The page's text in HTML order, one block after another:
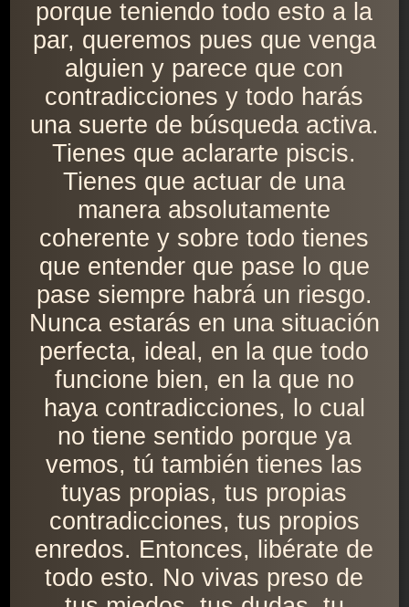
porque teniendo todo esto a la
par, queremos pues que venga
alguien y parece que con
contradicciones y todo harás
una suerte de búsqueda activa.
Tienes que aclararte piscis.
Tienes que actuar de una
manera absolutamente
coherente y sobre todo tienes
que entender que pase lo que
pase siempre habrá un riesgo.
Nunca estarás en una situación
perfecta, ideal, en la que todo
funcione bien, en la que no
haya contradicciones, lo cual
no tiene sentido porque ya
vemos, tú también tienes las
tuyas propias, tus propias
contradicciones, tus propios
enredos. Entonces, libérate de
todo esto. No vivas preso de